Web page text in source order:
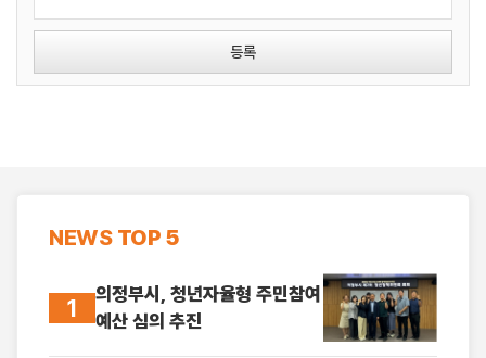
등록
NEWS TOP 5
1
의정부시, 청년자율형 주민참여
예산 심의 추진